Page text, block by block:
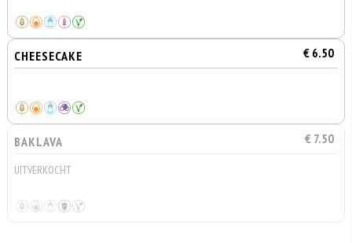
CHEESECAKE € 6.50
BAKLAVA € 7.50
UITVERKOCHT